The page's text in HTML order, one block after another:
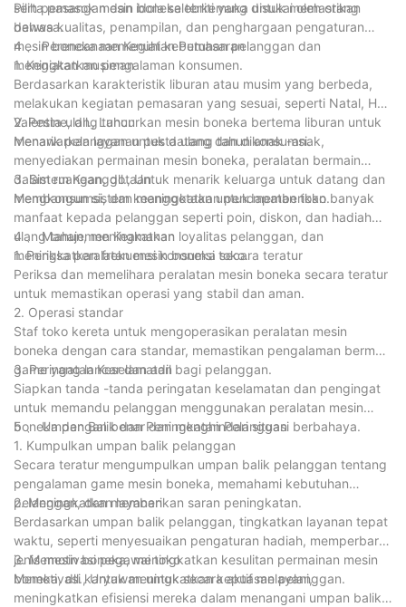
serta pasangan dan idola selebriti yang disukai oleh orang
dewasa.
Pilih pemasok mesin boneka terkemuka untuk memastikan
bahwa kualitas, penampilan, dan penghargaan pengaturan
mesin boneka memenuhi kebutuhan pelanggan dan
meningkatkan pengalaman konsumen.
4 、 Perencanaan Kegiatan Pemasaran
1. Kegiatan musiman
Berdasarkan karakteristik liburan atau musim yang berbeda,
melakukan kegiatan pemasaran yang sesuai, seperti Natal, Hari
Valentine, dll., Luncurkan mesin boneka bertema liburan untuk
menarik pelanggan untuk datang dan dikonsumsi.
2. Pesta ulang tahun
Menawarkan layanan pesta ulang tahun anak -anak,
menyediakan permainan mesin boneka, peralatan bermain
dalam ruangan, dll., Untuk menarik keluarga untuk datang dan
mengkonsumsi, dan meningkatkan pendapatan toko.
3. Sistem Keanggotaan
Membangun sistem keanggotaan untuk memberikan banyak
manfaat kepada pelanggan seperti poin, diskon, dan hadiah
ulang tahun, meningkatkan loyalitas pelanggan, dan
meningkatkan frekuensi konsumsi toko.
4 、 Manajemen Keamanan
1. Periksa peralatan mesin boneka secara teratur
Periksa dan memelihara peralatan mesin boneka secara teratur
untuk memastikan operasi yang stabil dan aman.
2. Operasi standar
Staf toko kereta untuk mengoperasikan peralatan mesin
boneka dengan cara standar, memastikan pengalaman bermain
game yang lancar dan adil bagi pelanggan.
3. Peringatan Keselamatan
Siapkan tanda -tanda peringatan keselamatan dan pengingat
untuk memandu pelanggan menggunakan peralatan mesin
boneka dengan benar dan menghindari situasi berbahaya.
5 、 Umpan Balik dan Peningkatan Pelanggan
1. Kumpulkan umpan balik pelanggan
Secara teratur mengumpulkan umpan balik pelanggan tentang
pengalaman game mesin boneka, memahami kebutuhan
pelanggan, dan memberikan saran peningkatan.
2. Meningkatkan layanan
Berdasarkan umpan balik pelanggan, tingkatkan layanan tepat
waktu, seperti menyesuaikan pengaturan hadiah, memperbarui
jenis mesin boneka, meningkatkan kesulitan permainan mesin
boneka, dll., Untuk meningkatkan kepuasan pelanggan.
3. Memotivasi pegawai toko
Memotivasi karyawan untuk secara aktif melayani,
meningkatkan efisiensi mereka dalam menangani umpan balik